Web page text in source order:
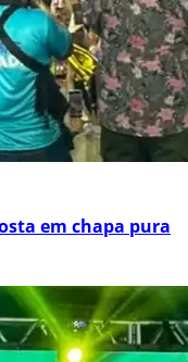
em chapa pura